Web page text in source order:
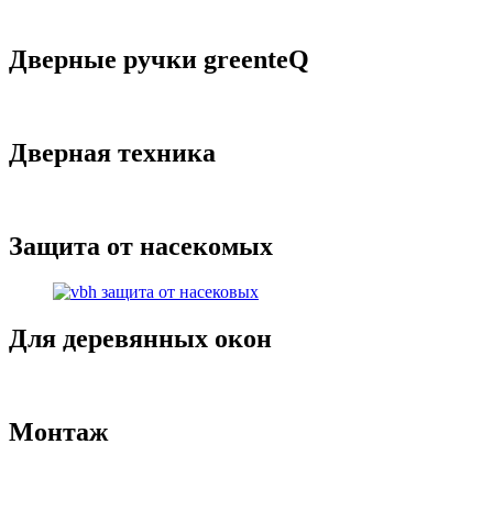
Дверные ручки greenteQ
Дверная техника
Защита от насекомых
Для деревянных окон
Монтаж